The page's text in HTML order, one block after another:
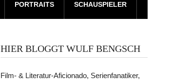
PORTRAITS SCHAUSPIELER
HIER BLOGGT WULF BENGSCH
Film- & Literatur-Aficionado, Serienfanatiker,